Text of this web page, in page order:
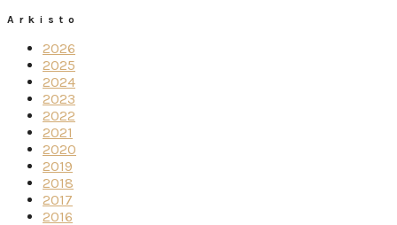
Arkisto
2026
2025
2024
2023
2022
2021
2020
2019
2018
2017
2016